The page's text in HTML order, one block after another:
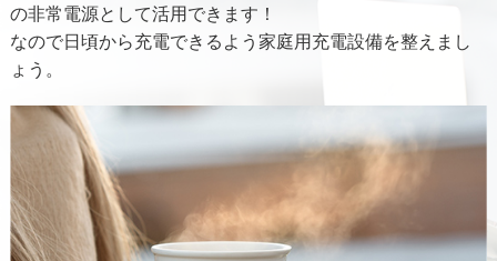
の非常電源として活用できます！
なので日頃から充電できるよう家庭用充電設備を整えまし
ょう。